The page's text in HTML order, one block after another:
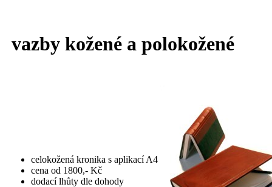
vazby kožené a polokožené
celokožená kronika s aplikací A4
cena od 1800,- Kč
dodací lhůty dle dohody